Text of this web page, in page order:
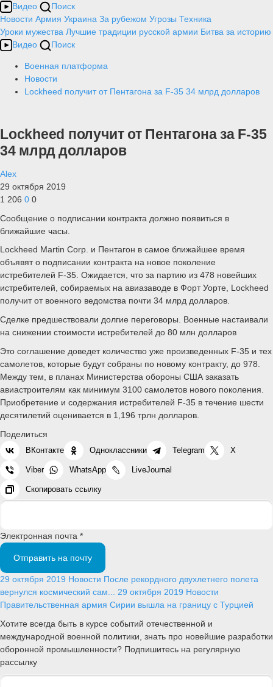
Видео
Поиск
Новости Армия Украина За рубежом Угрозы Техника
Уроки мужества Лучшие традиции русской армии Битва за историю
Видео
Поиск
Военная платформа
Новости
Lockheed получит от Пентагона за F-35 34 млрд долларов
Lockheed получит от Пентагона за F-35
34 млрд долларов
Alex
29 октября 2019
1 206 0 0
Сообщение о подписании контракта должно появиться в
ближайшие часы.
Lockheed Martin Corp. и Пентагон в самое ближайшее время
объявят о подписании контракта на новое поколение
истребителей F-35. Ожидается, что за партию из 478 новейших
истребителей, собираемых на авиазаводе в Форт Уорте, Lockheed
получит от военного ведомства почти 34 млрд долларов.
Сделке предшествовали долгие переговоры. Военные настаивали
на снижении стоимости истребителей до 80 млн долларов
Это соглашение доведет количество уже произведенных F-35 и тех
самолетов, которые будут собраны по новому контракту, до 978.
Между тем, в планах Министерства обороны США заказать
авиастроителям как минимум 3100 самолетов нового поколения.
Приобретение и содержания истребителей F-35 в течение шести
десятилетий оценивается в 1,196 трлн долларов.
Поделиться
ВКонтакте Одноклассники Telegram X
Viber WhatsApp LiveJournal
Скопировать ссылку
Электронная почта *
Отправить на почту
29 октября 2019 Новости После рекордного двухлетнего полета
вернулся космический сам... 29 октября 2019 Новости
Правительственная армия Сирии вышла на границу с Турцией
Хотите всегда быть в курсе событий отечественной и
международной военной политики, знать про новейшие разработки
оборонной промышленности? Подпишитесь на регулярную
рассылку